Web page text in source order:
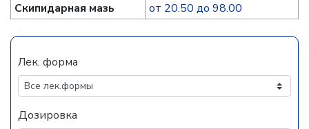
Скипидарная мазь
от 20.50 до 98.00
Лек. форма
Дозировка